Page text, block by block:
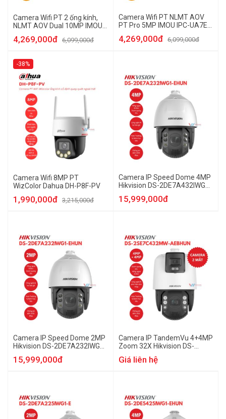
Camera Wifi PT 2 ống kính,
NLMT AOV Dual 10MP IMOU
4,269,000đ 6,099,000đ
Camera Wifi PT NLMT AOV
PT Pro 5MP IMOU IPC-UA7E-
4,269,000đ 6,099,000đ
-38%
Camera Wifi 8MP PT
WizColor Dahua DH-P8F-PV
1,990,000đ 3,215,000đ
Camera IP Speed Dome 4MP
Hikvision DS-2DE7A432IWG1-
15,999,000đ
Camera IP Speed Dome 2MP
Hikvision DS-2DE7A232IWG1-
15,999,000đ
Camera IP TandemVu 4+4MP
Zoom 32X Hikvision DS-
Giá liên hệ